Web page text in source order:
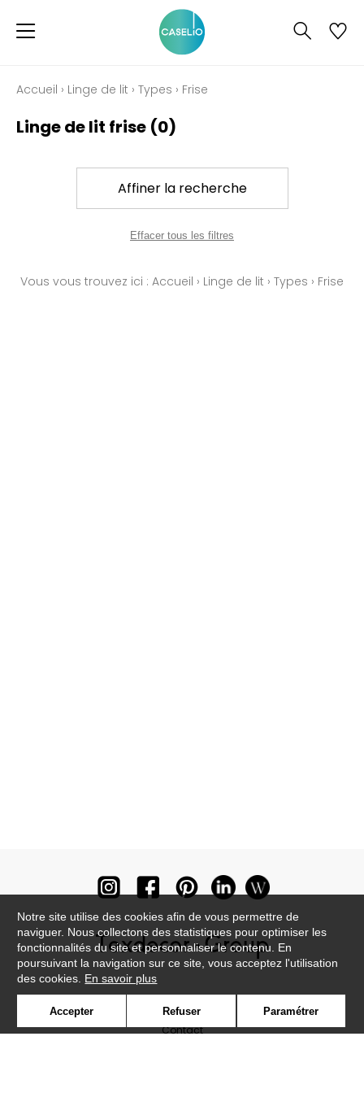
Accueil › Linge de lit › Types › Frise
Linge de lit frise (0)
Affiner la recherche
Effacer tous les filtres
Vous vous trouvez ici : Accueil › Linge de lit › Types › Frise
Contact
Notre site utilise des cookies afin de vous permettre de
naviguer. Nous collectons des statistiques pour optimiser les
fonctionnalités du site et personnaliser le contenu. En
poursuivant la navigation sur ce site, vous acceptez l'utilisation
des cookies. En savoir plus
Accepter Refuser Paramétrer